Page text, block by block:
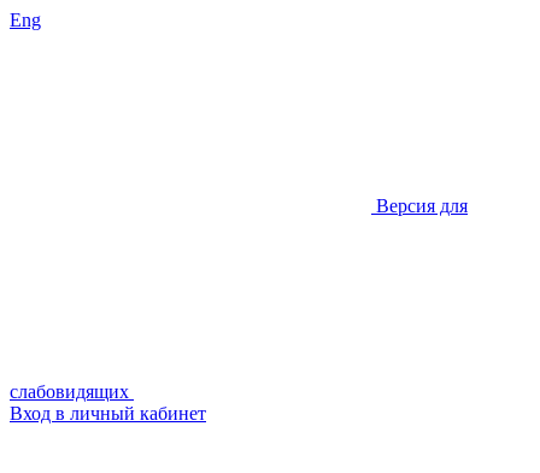
Eng
Версия для
слабовидящих
Вход в личный кабинет